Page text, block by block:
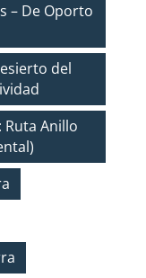
– De Oporto
del
Ruta Anillo